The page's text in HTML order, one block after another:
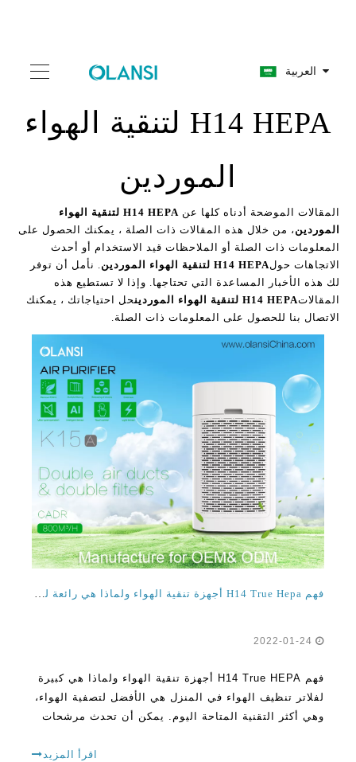
العربية
H14 HEPA لتنقية الهواء
الموردين
المقالات الموضحة أدناه كلها عن
H14 HEPA لتنقية الهواء
الموردين ، من خلال هذه المقالات ذات الصلة ، يمكنك الحصول على
المعلومات ذات الصلة أو الملاحظات قيد الاستخدام أو أحدث
الاتجاهات حولH14 HEPA لتنقية الهواء الموردين
. نأمل أن توفر
لك هذه الأخبار المساعدة التي تحتاجها. وإذا لا تستطيع هذه
المقالاتH14 HEPA لتنقية الهواء الموردين
حل احتياجاتك ، يمكنك
الاتصال بنا للحصول على المعلومات ذات الصلة.
فهم H14 True Hepa أجهزة تنقية الهواء ولماذا هي رائعة لتنظيف الهواء المنزل
فهم H14 True HEPA أجهزة تنقية الهواء ولماذا هي كبيرة
لفلاتر تنظيف الهواء في المنزل هي الأفضل لتصفية الهواء،
وهي أكثر التقنية المتاحة اليوم. يمكن أن تحدث مرشحات
اقرأ المزيد